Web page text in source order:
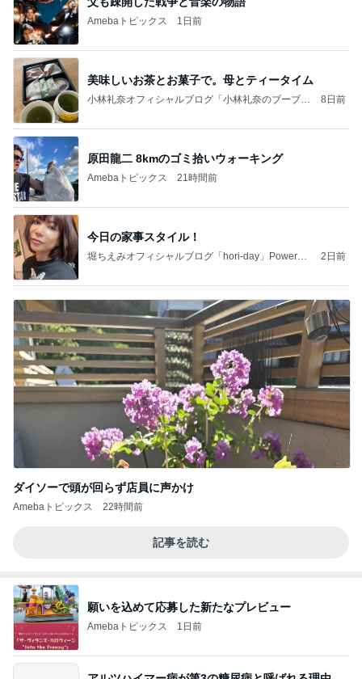
Amebaトピックス 1日前
美味しいお茶とお菓子で。母とティータイム
小林礼奈オフィシャルブログ「小林礼奈のブーブー
8日前
原田龍二 8kmのゴミ拾いウォーキング
Amebaトピックス 21時間前
今日の家事スタイル！
堀ちえみオフィシャルブログ「hori-day」Powered
2日前
ダイソーで頭が回らず店員に声かけ
Amebaトピックス 22時間前
記事を読む
願いを込めて応募した新たなプレビュー
Amebaトピックス 1日前